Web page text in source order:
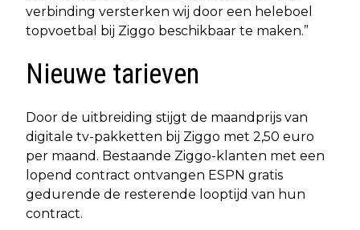
verbinding versterken wij door een heleboel
topvoetbal bij Ziggo beschikbaar te maken.”
Nieuwe tarieven
Door de uitbreiding stijgt de maandprijs van
digitale tv-pakketten bij Ziggo met 2,50 euro
per maand. Bestaande Ziggo-klanten met een
lopend contract ontvangen ESPN gratis
gedurende de resterende looptijd van hun
contract.